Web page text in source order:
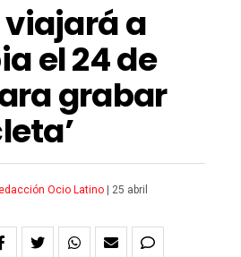
a
el 24 de
grabar
Ocio Latino|
25 abril